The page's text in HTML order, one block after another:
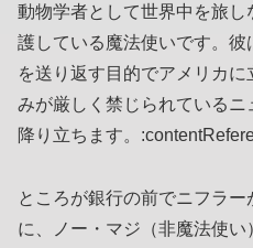
動物学者として世界中を旅
護している魔法使いです。
を送り返す目的でアメリカ
みが厳しく禁じられている
降り立ちます。
ところが銀行の前でニフラ
に、ノー・マジ（非魔法使